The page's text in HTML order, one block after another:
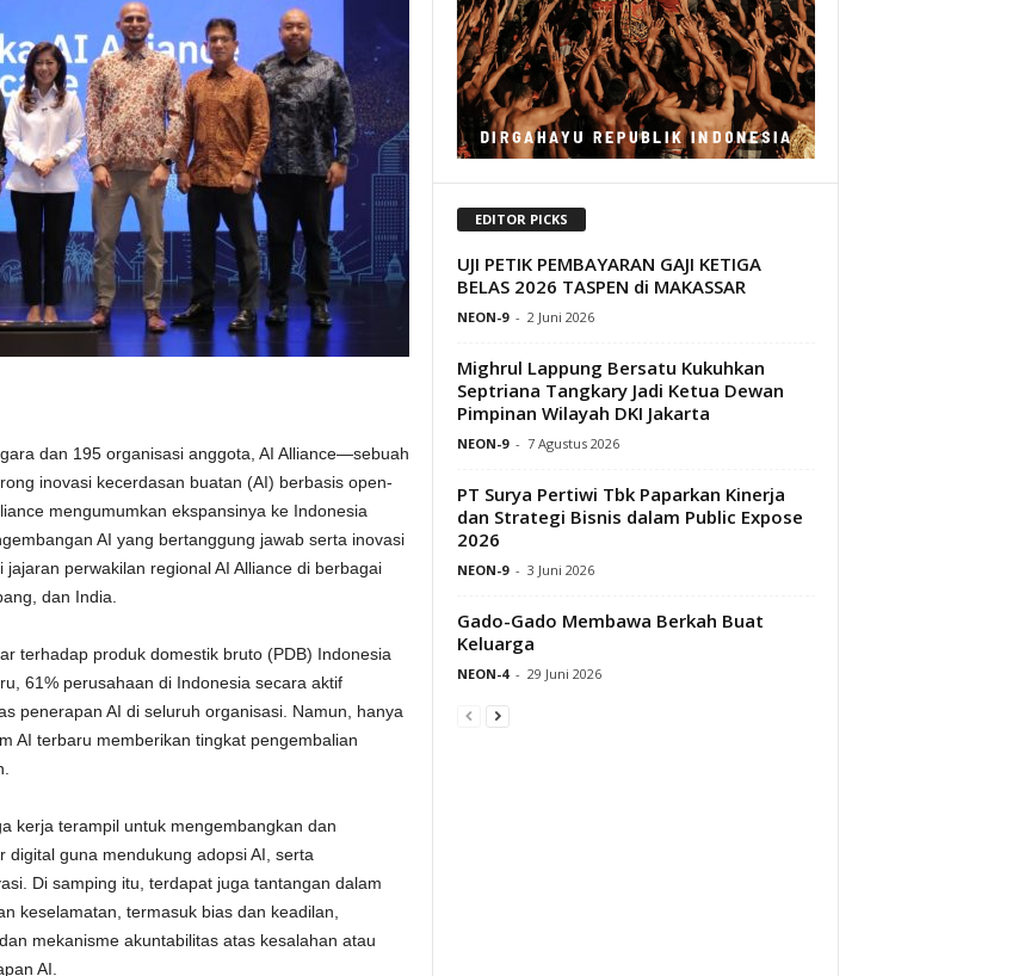
dan 195 organisasi anggota, AI Alliance—sebuah
inovasi kecerdasan buatan (AI) berbasis open-
mengumumkan ekspansinya ke Indonesia
AI yang bertanggung jawab serta inovasi
perwakilan regional AI Alliance di berbagai
dan India.
terhadap produk domestik bruto (PDB) Indonesia
61% perusahaan di Indonesia secara aktif
penerapan AI di seluruh organisasi. Namun, hanya
AI terbaru memberikan tingkat pengembalian
kerja terampil untuk mengembangkan dan
digital guna mendukung adopsi AI, serta
Di samping itu, terdapat juga tantangan dalam
keselamatan, termasuk bias dan keadilan,
mekanisme akuntabilitas atas kesalahan atau
AI.
EDITOR PICKS
UJI PETIK PEMBAYARAN GAJI KETIGA
BELAS 2026 TASPEN di MAKASSAR
NEON-9 - 2 Juni 2026
Mighrul Lappung Bersatu Kukuhkan
Septriana Tangkary Jadi Ketua Dewan
Pimpinan Wilayah DKI Jakarta
NEON-9 - 7 Agustus 2026
PT Surya Pertiwi Tbk Paparkan Kinerja
dan Strategi Bisnis dalam Public Expose
2026
NEON-9 - 3 Juni 2026
Gado-Gado Membawa Berkah Buat
Keluarga
NEON-4 - 29 Juni 2026